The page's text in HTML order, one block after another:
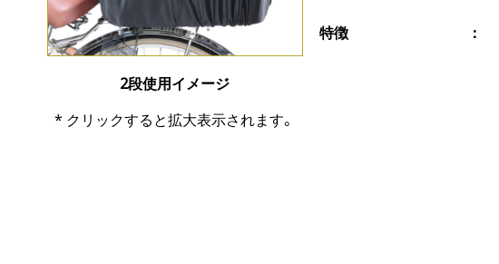
2段使用イメージ
* クリックすると拡大表示されます。
特徴